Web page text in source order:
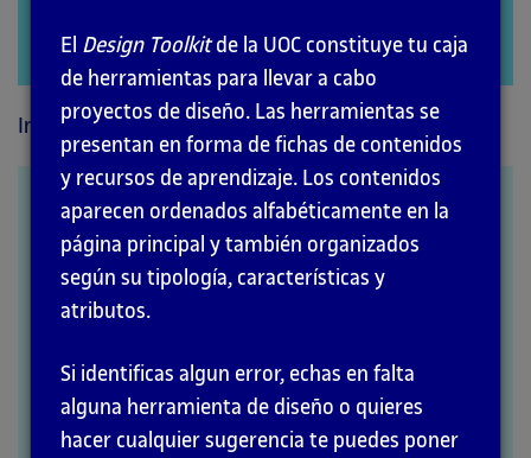
Abrir
Inicio Métodos
Focus groups
MÉTODOS
El Design Toolkitde la UOC constituye tu caja
de herramientas para llevar a cabo
proyectos de diseño. Las herramientas se
presentan en forma de fichas de contenidos
y recursos de aprendizaje. Los contenidos
aparecen ordenados alfabéticamente en la
página principal y también organizados
según su tipología, características y
atributos.
Si identificas algun error, echas en falta
alguna herramienta de diseño o quieres
hacer cualquier sugerencia te puedes poner